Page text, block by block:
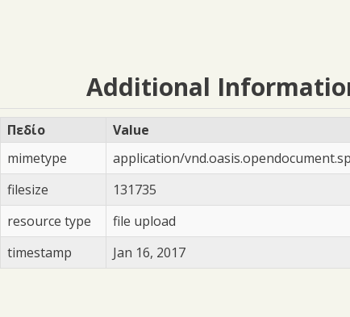
Additional
Πεδίο
Value
mimetype
application/
filesize
131735
resource type
file upload
timestamp
Jan 16, 2017